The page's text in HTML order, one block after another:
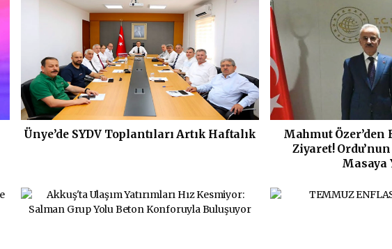
Ünye’de SYDV Toplantıları Artık Haftalık
Mahmut Özer’den
Ziyaret!
Masaya